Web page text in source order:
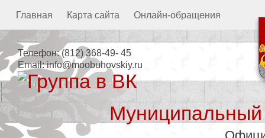
Главная Карта сайта Онлайн-обращения
Телефон:(812) 368-49- 45
Email:info@moobuhovskiy.ru